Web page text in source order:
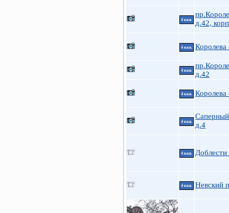
4 ккв.
д.42,
4 ккв. Королева
4 ккв.
д.42
4 ккв. Королева
4 ккв.
д.4
4 ккв.
4 ккв. Невский